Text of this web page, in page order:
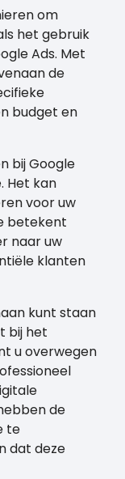
om
het gebruik
Ads. Met
de
budget en
bij Google
Het kan
voor uw
betekent
naar uw
klanten
kunt staan
bij het
u overwegen
de
te
dat deze